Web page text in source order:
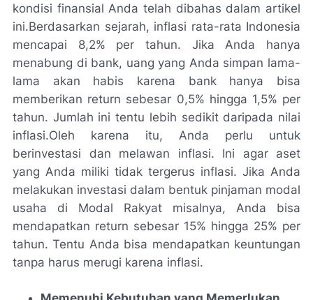
kondisi finansial Anda telah dibahas dalam artikel
ini.Berdasarkan sejarah, inflasi rata-rata Indonesia
mencapai 8,2% per tahun. Jika Anda hanya
menabung di bank, uang yang Anda simpan lama-
lama akan habis karena bank hanya bisa
memberikan return sebesar 0,5% hingga 1,5% per
tahun. Jumlah ini tentu lebih sedikit daripada nilai
inflasi.Oleh karena itu, Anda perlu untuk
berinvestasi dan melawan inflasi. Ini agar aset
yang Anda miliki tidak tergerus inflasi. Jika Anda
melakukan investasi dalam bentuk pinjaman modal
usaha di Modal Rakyat misalnya, Anda bisa
mendapatkan return sebesar 15% hingga 25% per
tahun. Tentu Anda bisa mendapatkan keuntungan
tanpa harus merugi karena inflasi.